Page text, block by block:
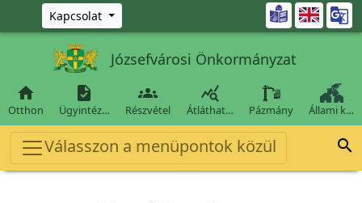
Ugrás a fő tartalomra
Kapcsolat 
Józsefvárosi Önkormányzat

Otthon

Ügyintéz…

Részvétel

Átláthat… Pázmány Állami k…
Válasszon a menüpontok közül 